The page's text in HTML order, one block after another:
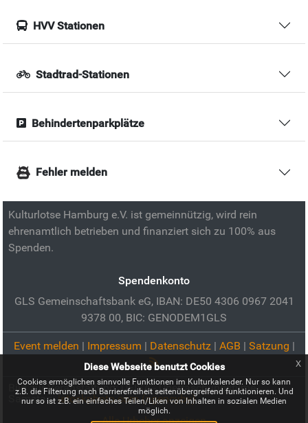
HVV Stationen
Stadtrad-Stationen
Behindertenparkplätze
Fehler melden
Kulturlotse Hamburg e.V. ist gemeinnützig, wird rein
ehrenamtlich betrieben und finanziert sich zu 100% aus
Spenden.
Spendenkonto
GLS Gemeinschaftsbank eG, IBAN: DE50 4306 0967 2041
9378 00, BIC: GENODEM1GLS
Event melden | Impressum | Datenschutz| AGB | Satzung |
Bild zur Veranstaltung:ÜFISA - Überraschungsfilme-
Samstag:istockphoto.com (agencyby)
Diese Webseite benutzt Cookies
Cookies ermöglichen sinnvolle Funktionen im Kulturkalender. Nur so kann
z.B. die Filterung nach Barrierefreiheit seitenübergreifend funktionieren. Und
nur so ist z.B. ein einfaches Teilen/Liken von Inhalten in sozialen Medien
möglich.
x